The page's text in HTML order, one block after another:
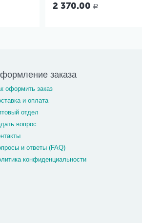
2 370.00 Р
заказа
оформить заказ
и оплата
отдел
вопрос
и ответы (FAQ)
конфиденциальности